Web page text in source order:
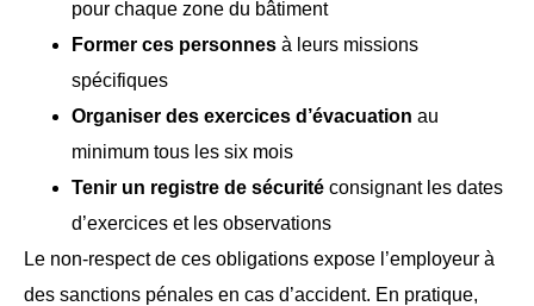
pour chaque zone du bâtiment
Former ces personnes à leurs missions
spécifiques
Organiser des exercices d’évacuation au
minimum tous les six mois
Tenir un registre de sécurité consignant les dates
d’exercices et les observations
Le non-respect de ces obligations expose l’employeur à
des sanctions pénales en cas d’accident. En pratique,